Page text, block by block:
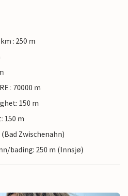
: 250 m
: 70000 m
150 m
150 m
Zwischenahn)
bading: 250 m (Innsjø)